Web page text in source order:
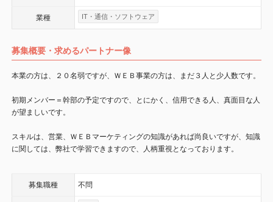
業種 IT・通信・ソフトウェア
募集概要・求めるパートナー像
本業の方は、２０名弱ですが、ＷＥＢ事業の方は、まだ３人と少人数です。
初期メンバー＝幹部の予定ですので、とにかく、信用できる人、真面目な人
が望ましいです。
スキルは、営業、ＷＥＢマーケティングの知識があれば尚良いですが、知識
に関しては、弊社で学習できますので、人柄重視となっております。
募集職種 不問